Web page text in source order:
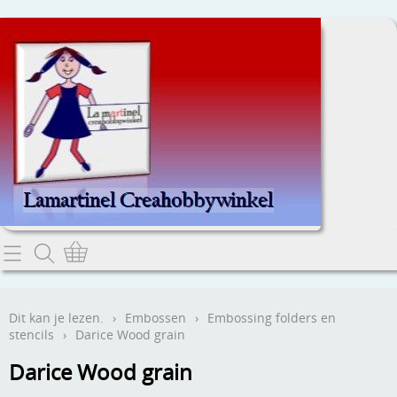
Home
Contact
Webwinkel
Dit kan je lezen. › Embossen › Embossing folders en
stencils
› Darice Wood grain
Darice Wood grain